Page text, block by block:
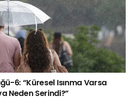
6: “Küresel Isınma Varsa
Neden Serindi?”